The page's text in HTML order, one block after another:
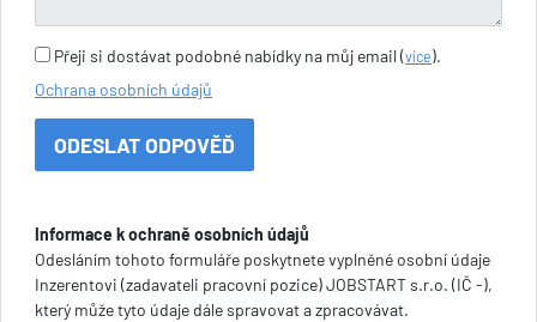
Přeji si dostávat podobné nabídky na můj email (více).
Ochrana osobních údajů
Informace k ochraně osobních údajů
Odesláním tohoto formuláře poskytnete vyplněné osobní údaje
Inzerentovi (zadavateli pracovní pozice) JOBSTART s.r.o. (IČ -),
který může tyto údaje dále spravovat a zpracovávat.